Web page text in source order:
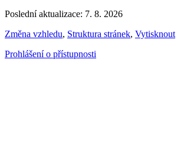
Poslední aktualizace: 7. 8. 2026
Změna vzhledu, Struktura stránek, Vytisknout
Prohlášení o přístupnosti